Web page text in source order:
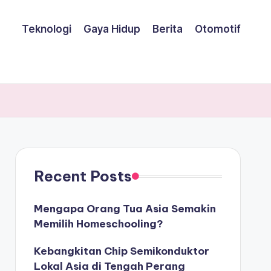
Teknologi Gaya Hidup Berita Otomotif
Recent Posts
Mengapa Orang Tua Asia Semakin
Memilih Homeschooling?
Kebangkitan Chip Semikonduktor
Lokal Asia di Tengah Perang